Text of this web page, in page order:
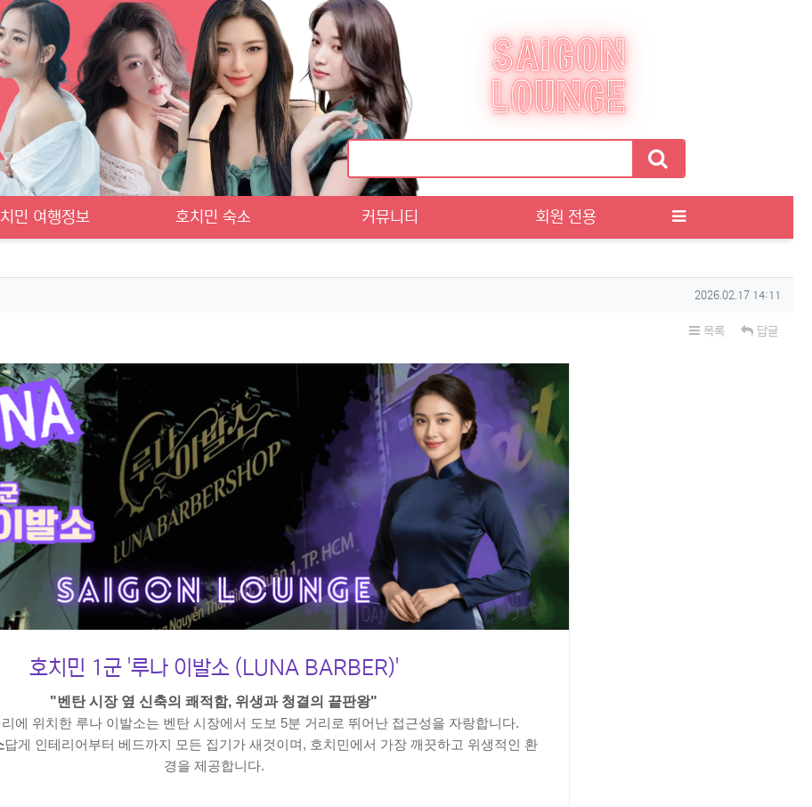
민 여행정보 호치민 숙소 커뮤니티 회원 전용
작성일
2026.02.17 14:11
목록 답글
호치민 1군 '루나 이발소 (LUNA BARBER)'
"벤탄 시장 옆 신축의 쾌적함, 위생과 청결의 끝판왕"
에 위치한 루나 이발소는 벤탄 시장에서 도보 5분 거리로 뛰어난 접근성을 자랑합니다.
답게 인테리어부터 베드까지 모든 집기가 새것이며, 호치민에서 가장 깨끗하고 위생적인 환
경을 제공합니다.